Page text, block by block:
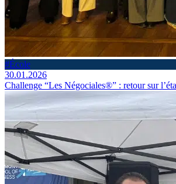
#École
30.01.2026
Challenge “Les Négociales®” : retour sur